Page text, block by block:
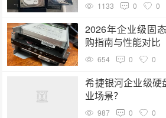
1133 0 0
2026年企业级固
购指南与性能对比
654 0 0
希捷银河企业级硬
业场景？
987 0 0